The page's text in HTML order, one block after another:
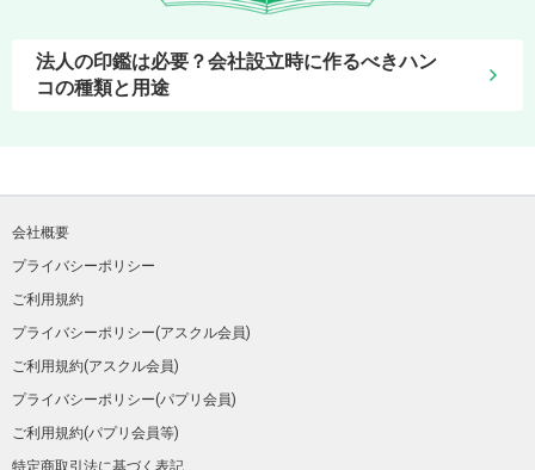
法人の印鑑は必要？会社設立時に作るべきハン
コの種類と用途
会社概要
プライバシーポリシー
ご利用規約
プライバシーポリシー(アスクル会員)
ご利用規約(アスクル会員)
プライバシーポリシー(パプリ会員)
ご利用規約(パプリ会員等)
特定商取引法に基づく表記